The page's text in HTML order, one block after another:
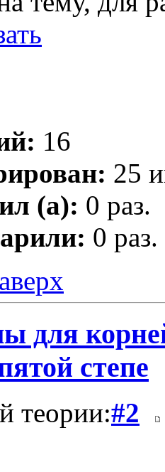
16
25
(а): 0 раз.
0 раз.
для
степе
теории:#2